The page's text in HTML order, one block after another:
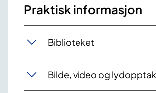
Praktisk informasjon
Biblioteket
Bilde, video og lydopptak